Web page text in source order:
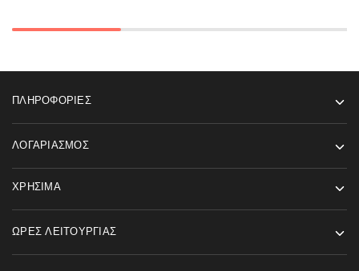
ΠΛΗΡΟΦΟΡΊΕΣ
ΛΟΓΑΡΙΑΣΜΌΣ
ΧΡΉΣΙΜΑ
ΏΡΕΣ ΛΕΙΤΟΥΡΓΊΑΣ